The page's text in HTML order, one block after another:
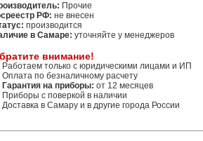
Прочие
РФ: не внесен
производится
в Самаре: уточняйте у менеджеров
внимание!
Работаем только с юридическими лицами и ИП
Оплата по безналичному расчету
Гарантия на приборы: от 12 месяцев
Приборы с поверкой в наличии
Доставка в Самару и в другие города России